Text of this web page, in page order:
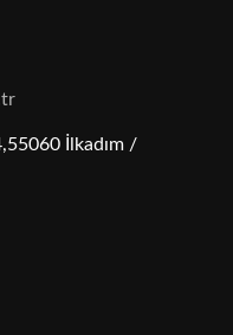
İlkadım /